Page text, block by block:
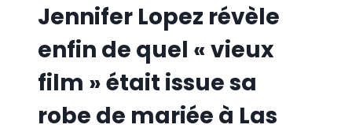
ME…
Jennifer Lopez révèle
enfin de quel « vieux
film » était issue sa
robe de mariée à Las